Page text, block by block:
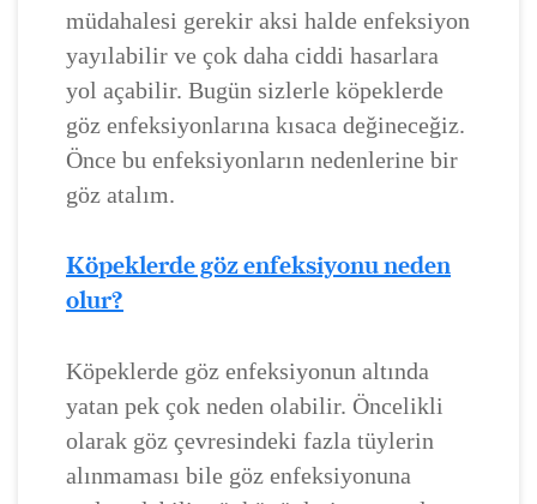
müdahalesi gerekir aksi halde enfeksiyon
yayılabilir ve çok daha ciddi hasarlara
yol açabilir. Bugün sizlerle köpeklerde
göz enfeksiyonlarına kısaca değineceğiz.
Önce bu enfeksiyonların nedenlerine bir
göz atalım.
Köpeklerde göz enfeksiyonu neden
olur?
Köpeklerde göz enfeksiyonun altında
yatan pek çok neden olabilir. Öncelikli
olarak göz çevresindeki fazla tüylerin
alınmaması bile göz enfeksiyonuna